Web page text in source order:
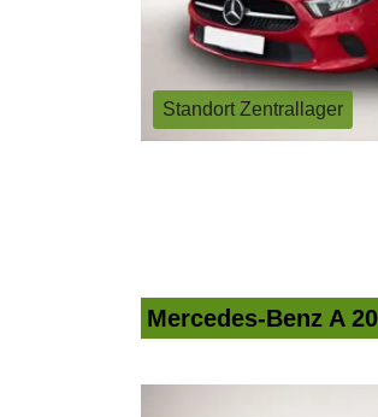
Standort Zentrallager
Mercedes-Benz A